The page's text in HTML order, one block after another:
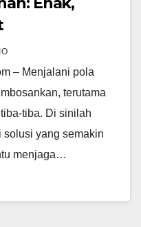
– Menjalani pola
terutama
tiba. Di sinilah
yang semakin
menjaga…